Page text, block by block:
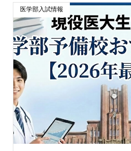
医学部入試情報